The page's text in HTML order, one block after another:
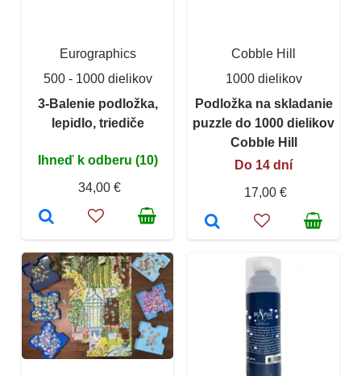
Eurographics
500 - 1000 dielikov
3-Balenie podložka,
lepidlo, triediče
Ihneď k odberu (10)
34,00 €
Cobble Hill
1000 dielikov
Podložka na skladanie
puzzle do 1000 dielikov
Cobble Hill
Do 14 dní
17,00 €